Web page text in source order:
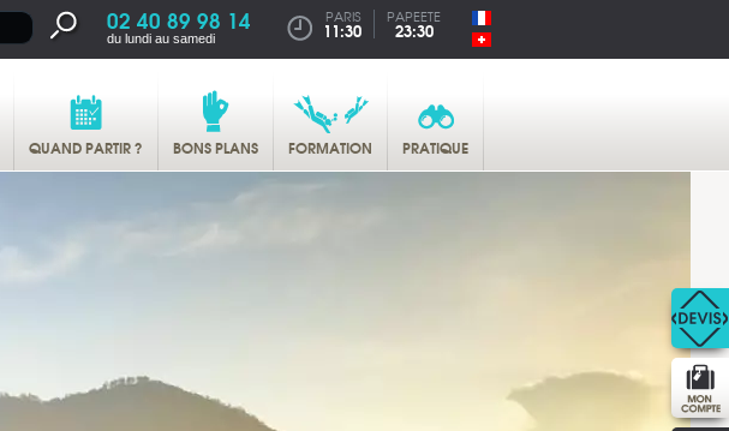
02 40 89 98 14
du lundi au samedi
PARIS
11:30
PAPEETE
23:30
QUAND PARTIR ? BONS PLANS FORMATION PRATIQUE